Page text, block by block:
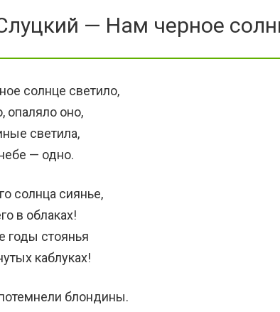
— Нам черное
солнце светило,
опаляло оно,
светила,
— одно.
солнца сиянье,
в облаках!
годы стоянья
каблуках!
блондины.